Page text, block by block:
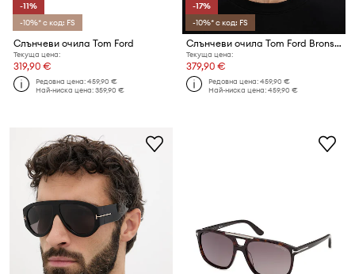
-11%
-10%* с код: FS
Слънчеви очила Tom Ford
Текуща цена:
319,90 €
Редовна цена:459,90 €
Най-ниска цена:359,90 €
-17%
-10%* с код: FS
Слънчеви очила Tom Ford Bronson
Текуща цена:
379,90 €
Редовна цена:459,90 €
Най-ниска цена:459,90 €